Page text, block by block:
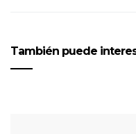
También puede